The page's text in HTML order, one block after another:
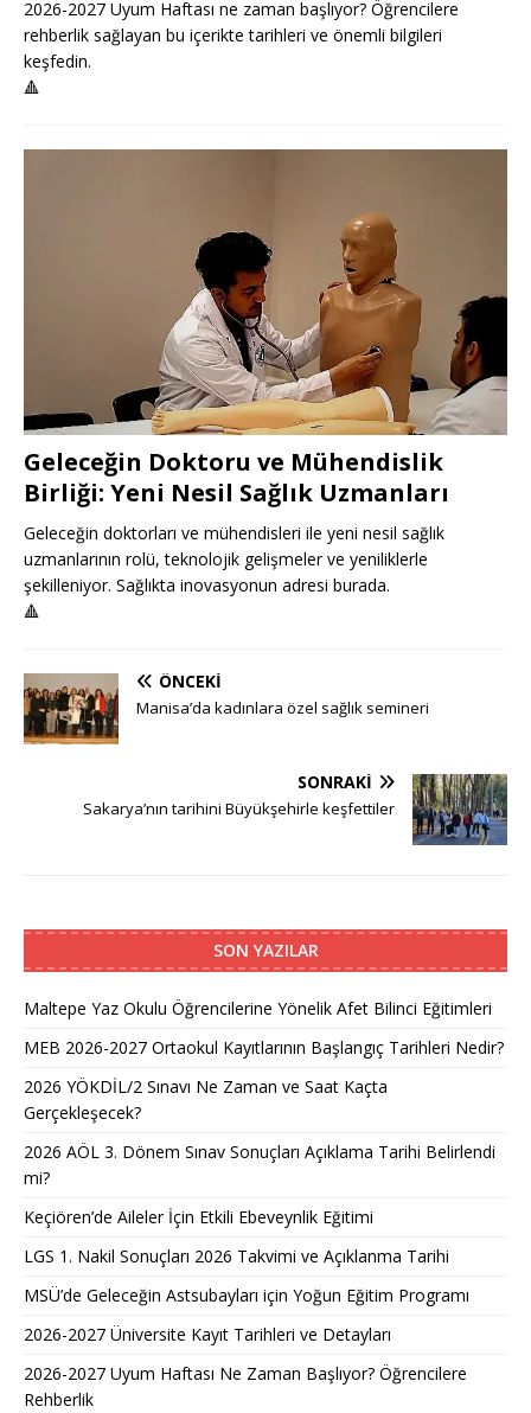
2026-2027 Uyum Haftası ne zaman başlıyor? Öğrencilere
rehberlik sağlayan bu içerikte tarihleri ve önemli bilgileri
keşfedin.
🔺
Geleceğin Doktoru ve Mühendislik
Birliği: Yeni Nesil Sağlık Uzmanları
Geleceğin doktorları ve mühendisleri ile yeni nesil sağlık
uzmanlarının rolü, teknolojik gelişmeler ve yeniliklerle
şekilleniyor. Sağlıkta inovasyonun adresi burada.
🔺
ÖNCEKI
Manisa’da kadınlara özel sağlık semineri
SONRAKI
Sakarya’nın tarihini Büyükşehirle keşfettiler
SON YAZILAR
Maltepe Yaz Okulu Öğrencilerine Yönelik Afet Bilinci Eğitimleri
MEB 2026-2027 Ortaokul Kayıtlarının Başlangıç Tarihleri Nedir?
2026 YÖKDİL/2 Sınavı Ne Zaman ve Saat Kaçta
Gerçekleşecek?
2026 AÖL 3. Dönem Sınav Sonuçları Açıklama Tarihi Belirlendi
mi?
Keçiören’de Aileler İçin Etkili Ebeveynlik Eğitimi
LGS 1. Nakil Sonuçları 2026 Takvimi ve Açıklanma Tarihi
MSÜ’de Geleceğin Astsubayları için Yoğun Eğitim Programı
2026-2027 Üniversite Kayıt Tarihleri ve Detayları
2026-2027 Uyum Haftası Ne Zaman Başlıyor? Öğrencilere
Rehberlik